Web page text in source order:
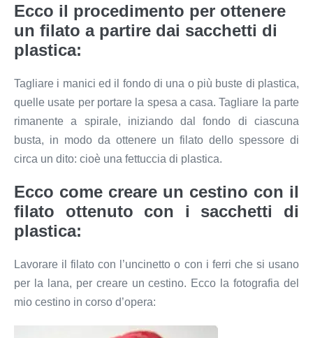
Ecco il procedimento per ottenere
un filato a partire dai sacchetti di
plastica:
Tagliare i manici ed il fondo di una o più buste di plastica,
quelle usate per portare la spesa a casa. Tagliare la parte
rimanente a spirale, iniziando dal fondo di ciascuna
busta, in modo da ottenere un filato dello spessore di
circa un dito: cioè una fettuccia di plastica.
Ecco come creare un cestino con il
filato ottenuto con i sacchetti di
plastica:
Lavorare il filato con l’uncinetto o con i ferri che si usano
per la lana, per creare un cestino. Ecco la fotografia del
mio cestino in corso d’opera: